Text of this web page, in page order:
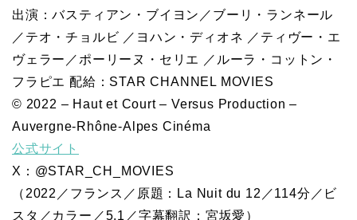
出演：バスティアン・ブイヨン／ブーリ・ランネール
／テオ・チョルビ ／ヨハン・ディオネ ／ティヴー・エ
ヴェラー／ポーリーヌ・セリエ ／ルーラ・コットン・
フラピエ 配給：STAR CHANNEL MOVIES
© 2022 – Haut et Court – Versus Production –
Auvergne-Rhône-Alpes Cinéma
公式サイト
X：@STAR_CH_MOVIES
（2022／フランス／原題：La Nuit du 12／114分／ビ
スタ／カラー／5.1／字幕翻訳：宮坂愛）